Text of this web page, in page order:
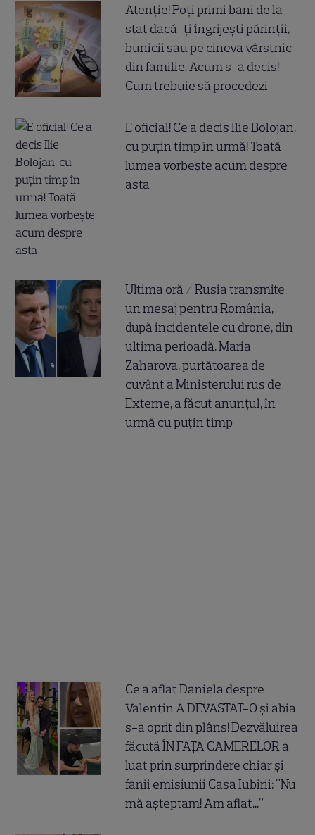
Atenție! Poți primi bani de la
stat dacă-ți îngrijești părinții,
bunicii sau pe cineva vârstnic
din familie. Acum s-a decis!
Cum trebuie să procedezi
E oficial! Ce a decis Ilie Bolojan,
cu puțin timp în urmă! Toată
lumea vorbește acum despre
asta
Ultima oră / Rusia transmite
un mesaj pentru România,
după incidentele cu drone, din
ultima perioadă. Maria
Zaharova, purtătoarea de
cuvânt a Ministerului rus de
Externe, a făcut anunțul, în
urmă cu puțin timp
Ce a aflat Daniela despre
Valentin A DEVASTAT-O și abia
s-a oprit din plâns! Dezvăluirea
făcută ÎN FAȚA CAMERELOR a
luat prin surprindere chiar și
fanii emisiunii Casa Iubirii: "Nu
mă așteptam! Am aflat..."